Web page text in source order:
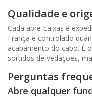
Qualidade e
Cada abre-caixas é
França e controlado
acabamento do cabo. É
sortidos de vedações,
Perguntas
Abre qualquer